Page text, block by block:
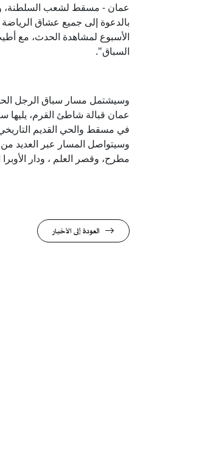
بالدعوة إلى جميع عشاق
الأسبوع لمشاهدة الحدث، مع
السباق".
عمان قبالة شاطئ القرم، يليها
في مسقط والحي القديم
وسيتواصل المسار عبر العديد
مطرح، وقصر العلم ، ودار
العودة إلى الأخبار